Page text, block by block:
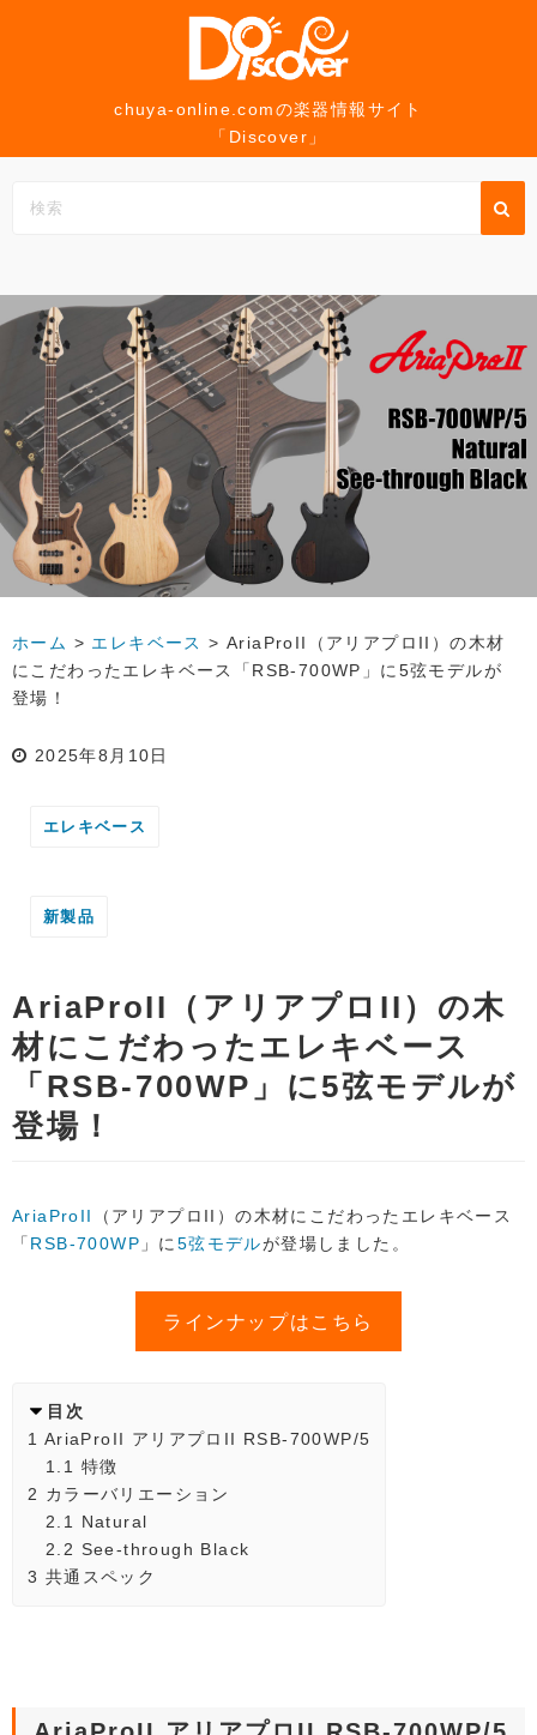
プ
chuya-online.comの楽器情報サイト
「Discover」
ホーム > エレキベース >AriaProII（アリアプロII）の木材
にこだわったエレキベース「RSB-700WP」に5弦モデルが
登場！
2025年8月10日
エレキベース
新製品
AriaProII（アリアプロII）の木
材にこだわったエレキベース
「RSB-700WP」に5弦モデルが
登場！
AriaProII
（アリアプロII）の木材にこだわったエレキベース
「 RSB-700WP 」に 5弦モデルが登場しました。
ラインナップはこちら
目次
1 AriaProII アリアプロII RSB-700WP/5
1.1 特徴
2 カラーバリエーション
2.1 Natural
2.2 See-through Black
3 共通スペック